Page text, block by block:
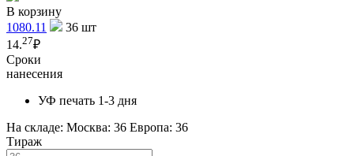
В корзину
1080.11
36 шт
14.27₽
Сроки
нанесения
УФ печать 1-3 дня
На складе: Москва: 36 Европа: 36
Тираж